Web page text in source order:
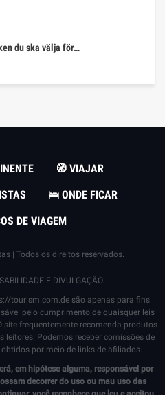
du ska välja för…
🧭 VIAJAR
🛌 ONDE FICAR
DE VIAGEM
| Todos os direitos reservados.
E DIVULGAÇÃO
tourism.com.de são apenas para fins
pelo cumprimento de quaisquer leis
frequentemente recomenda produtos
leitores. Podemos receber comissões de
por meio de links de afiliados.
em hipótese alguma, responsável por
decorrer do uso ou mau uso das